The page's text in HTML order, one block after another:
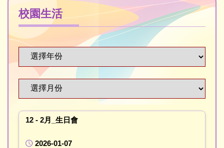
校園生活
12 - 2月_生日會
2026-01-07